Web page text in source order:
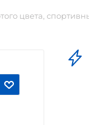
цвета,